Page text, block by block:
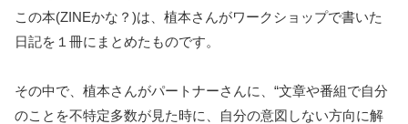
この本(ZINEかな？)は、植本さんがワークショップで書いた
日記を１冊にまとめたものです。
その中で、植本さんがパートナーさんに、“文章や番組で自分
のことを不特定多数が見た時に、自分の意図しない方向に解